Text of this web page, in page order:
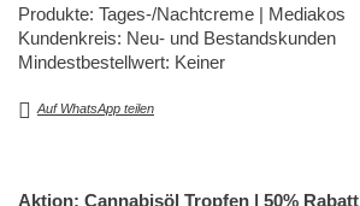
Produkte: Tages-/Nachtcreme | Mediakos
Kundenkreis: Neu- und Bestandskunden
Mindestbestellwert: Keiner
Auf WhatsApp teilen
Aktion: Cannabisöl Tropfen | 50% Rabatt